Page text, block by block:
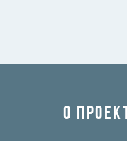
О